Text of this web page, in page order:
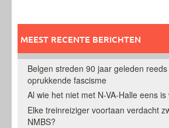
MEEST RECENTE BERICHTEN
Belgen streden 90 jaar geleden
oprukkende fascisme
Al wie het niet met N-VA-Halle eens is
Elke treinreiziger voortaan verdacht
NMBS?